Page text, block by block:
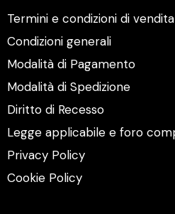
Termini e condizioni di vendita
Condizioni generali
Modalità di Pagamento
Modalità di Spedizione
Diritto di Recesso
Legge applicabile e foro
Privacy Policy
Cookie Policy